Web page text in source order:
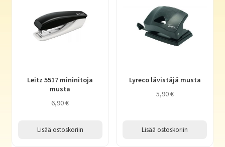
Leitz 5517 mininitoja
musta
6,90€
Lisää ostoskoriin
Lyreco lävistäjä musta
5,90€
Lisää ostoskoriin